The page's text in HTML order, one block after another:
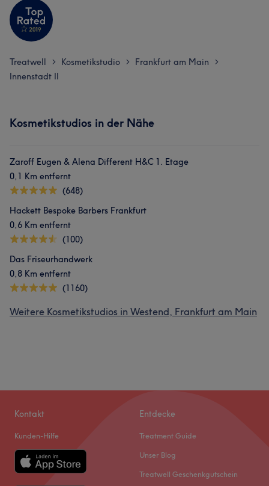
Treatwell > Kosmetikstudio > Frankfurt am Main >
Innenstadt II
Kosmetikstudios in der Nähe
Zaroff Eugen & Alena Different H&C 1. Etage
0,1 Km entfernt
(648)
Hackett Bespoke Barbers Frankfurt
0,6 Km entfernt
(100)
Das Friseurhandwerk
0,8 Km entfernt
(1160)
Weitere Kosmetikstudios in Westend, Frankfurt am Main
Kontakt
Kunden-Hilfe
Entdecke
Treatment Guide
Unser Blog
Treatwell Geschenkgutschein